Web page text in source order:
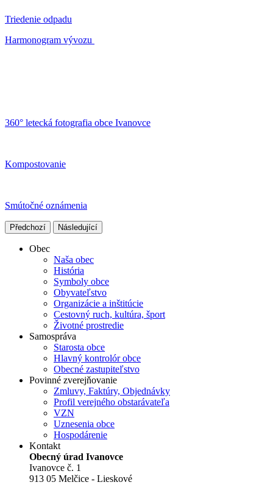
Triedenie odpadu
Harmonogram vývozu
360° letecká fotografia obce Ivanovce
Kompostovanie
Smútočné oznámenia
Předchozí Následující
Obec
Naša obec
História
Symboly obce
Obyvateľstvo
Organizácie a inštitúcie
Cestovný ruch, kultúra, šport
Životné prostredie
Samospráva
Starosta obce
Hlavný kontrolór obce
Obecné zastupiteľstvo
Povinné zverejňovanie
Zmluvy, Faktúry, Objednávky
Profil verejného obstarávateľa
VZN
Uznesenia obce
Hospodárenie
Kontakt
Obecný úrad Ivanovce
Ivanovce č. 1
913 05 Melčice - Lieskové